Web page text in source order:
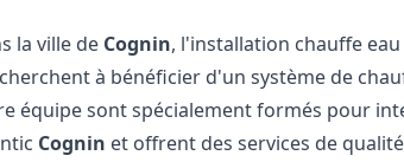
la ville de Cognin, l'installation chauffe
à bénéficier d'un système de
équipe sont spécialement formés pour
Cognin et offrent des services de